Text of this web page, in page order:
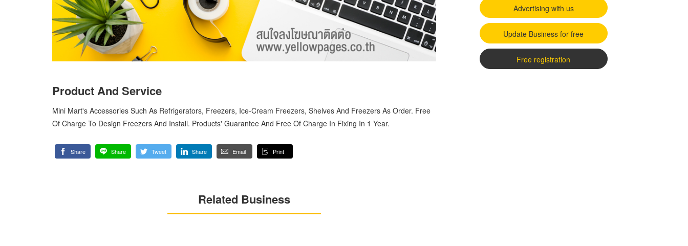
Product And Service
Mini Mart's Accessories Such As Refrigerators, Freezers, Ice-Cream Freezers, Shelves And Freezers As Order. Free
Of Charge To Design Freezers And Install. Products' Guarantee And Free Of Charge In Fixing In 1 Year.
Share Share Tweet Share Email Print
Related Business
Advertising with us
Update Business for free
Free registration